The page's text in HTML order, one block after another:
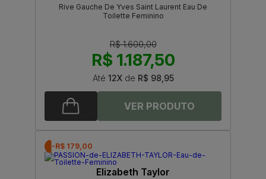
Rive Gauche De Yves Saint Laurent Eau De
Toilette Feminino
R$ 1.600,00
R$ 1.187,50
Até 12Xde R$ 98,95
-R$ 179,00
Elizabeth Taylor